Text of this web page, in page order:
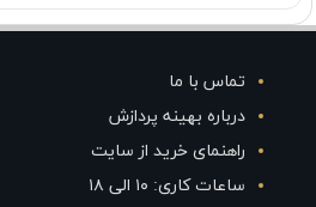
تماس با ما
درباره بهینه پردازش
راهنمای خرید از سایت
ساعات کاری: ۱۰ الی ۱۸